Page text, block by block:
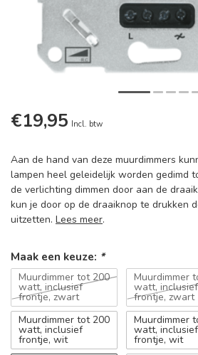
€19,95 Incl. btw
Aan de hand van deze muurdimmers
lampen heel geleidelijk worden gedimd
de verlichting dimmen door aan de
kun je door op de draaiknop te drukken
uitzetten. Lees meer.
Maak een keuze: *
Muurdimmer tot 200
watt, inclusief
frontje, zwart
Muurdimmer
watt, inclusief
frontje, zwart
Muurdimmer tot 200
watt, inclusief
frontje, wit
Muurdimmer
watt, inclusief
frontje, wit